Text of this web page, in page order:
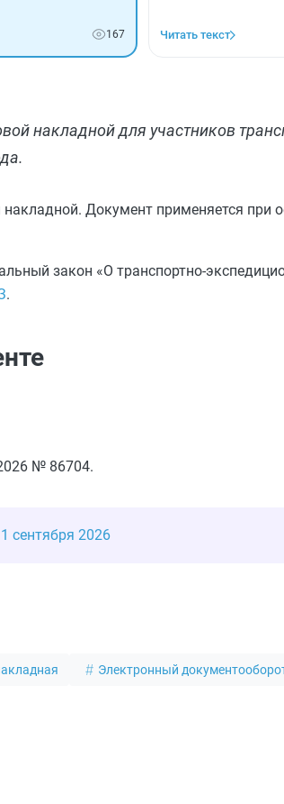
167
Читать текст
накладной для участников
Документ применяется при
закон «О транспортно-
.
№ 86704.
сентября 2026
Электронный